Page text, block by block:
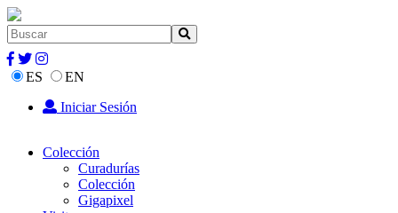
ES
EN
Iniciar Sesión
Colección
Curadurías
Colección
Gigapixel